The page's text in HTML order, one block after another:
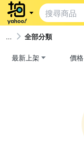
全部分類
最新上架 價格